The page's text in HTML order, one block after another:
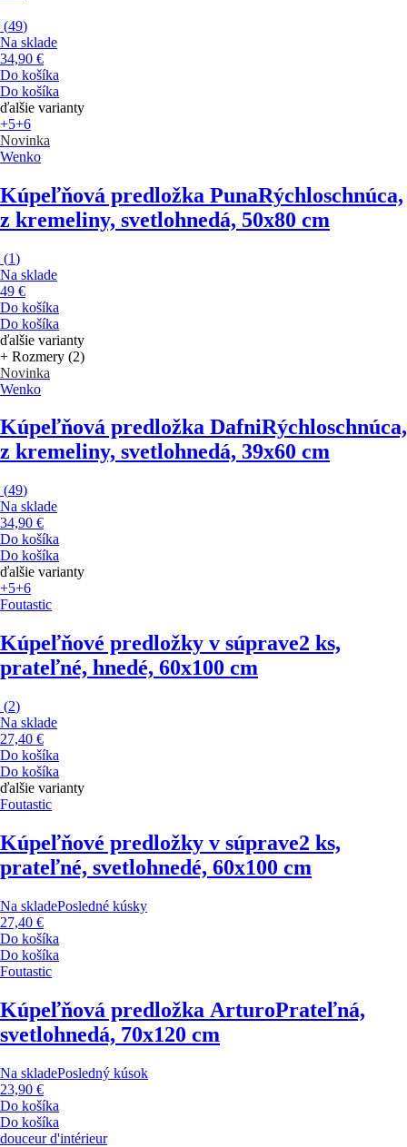
(49)
Na sklade
34,90 €
Do košíka
Do košíka
ďalšie varianty
+5+6
Novinka
Wenko
Kúpeľňová predložka PunaRýchloschnúca,
z kremeliny, svetlohnedá, 50x80 cm
(1)
Na sklade
49 €
Do košíka
Do košíka
ďalšie varianty
+ Rozmery (2)
Novinka
Wenko
Kúpeľňová predložka DafniRýchloschnúca,
z kremeliny, svetlohnedá, 39x60 cm
(49)
Na sklade
34,90 €
Do košíka
Do košíka
ďalšie varianty
+5+6
Foutastic
Kúpeľňové predložky v súprave2 ks,
prateľné, hnedé, 60x100 cm
(2)
Na sklade
27,40 €
Do košíka
Do košíka
ďalšie varianty
Foutastic
Kúpeľňové predložky v súprave2 ks,
prateľné, svetlohnedé, 60x100 cm
Na skladePosledné kúsky
27,40 €
Do košíka
Do košíka
Foutastic
Kúpeľňová predložka ArturoPrateľná,
svetlohnedá, 70x120 cm
Na skladePosledný kúsok
23,90 €
Do košíka
Do košíka
douceur d'intérieur